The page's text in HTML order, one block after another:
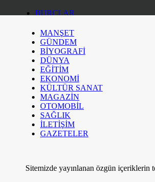
BURÇLAR
KÜNYE
İLETİŞİM
MANŞET
GÜNDEM
BİYOGRAFİ
DÜNYA
EĞİTİM
EKONOMİ
KÜLTÜR SANAT
MAGAZİN
OTOMOBİL
SAĞLIK
İLETİŞİM
GAZETELER
Sitemizde yayınlanan özgün içeriklerin